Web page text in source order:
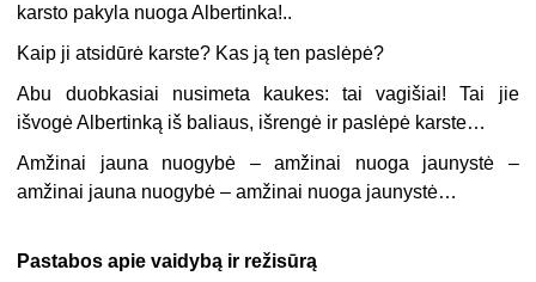
karsto pakyla nuoga Albertinka!..
Kaip ji atsidūrė karste? Kas ją ten paslėpė?
Abu duobkasiai nusimeta kaukes: tai vagišiai! Tai jie
išvogė Albertinką iš baliaus, išrengė ir paslėpė karste…
Amžinai jauna nuogybė – amžinai nuoga jaunystė –
amžinai jauna nuogybė – amžinai nuoga jaunystė…
Pastabos apie vaidybą ir režisūrą